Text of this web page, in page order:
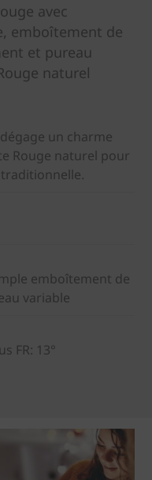
avec
emboîtement de
et pureau
naturel
un charme
Rouge naturel pour
emboîtement de
variable
FR: 13°